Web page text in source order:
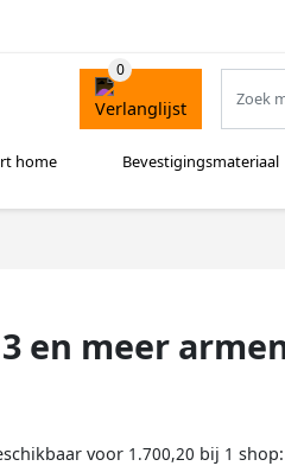
home Bevestigingsmateriaal
en meer
voor 1.700,20 bij 1 shop: